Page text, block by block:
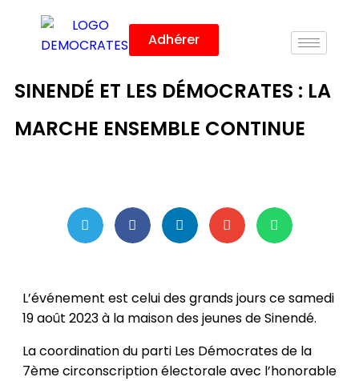
Adhérer
SINENDÉ ET LES DÉMOCRATES : LA
MARCHE ENSEMBLE CONTINUE
L’événement est celui des grands jours ce samedi
19 août 2023 à la maison des jeunes de Sinendé.
La coordination du parti Les Démocrates de la
7ème circonscription électorale avec l’honorable